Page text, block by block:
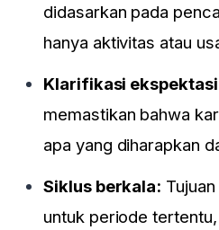
didasarkan pada
hanya aktivitas atau
Klarifikasi
memastikan bahwa
apa yang diharapkan
Siklus berkala:
untuk periode